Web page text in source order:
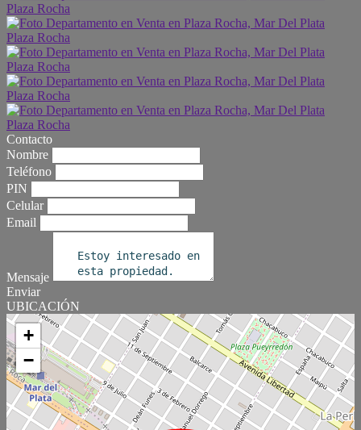
Contacto
Nombre
Teléfono
PIN
Celular
Email
Mensaje
Enviar
UBICACIÓN
+
−